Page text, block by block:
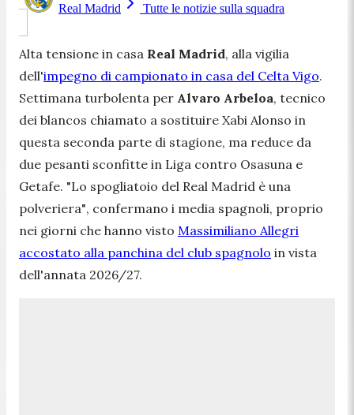
Real Madrid Tutte le notizie sulla squadra
Alta tensione in casa Real Madrid, alla vigilia
dell'impegno di campionato in casa del Celta Vigo.
Settimana turbolenta per Alvaro Arbeloa, tecnico
dei blancos chiamato a sostituire Xabi Alonso in
questa seconda parte di stagione, ma reduce da
due pesanti sconfitte in Liga contro Osasuna e
Getafe. "Lo spogliatoio del Real Madrid è una
polveriera", confermano i media spagnoli, proprio
nei giorni che hanno visto Massimiliano Allegri
accostato alla panchina del club spagnolo in vista
dell'annata 2026/27.